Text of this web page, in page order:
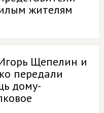
жителям
Щепелин и
передали
дому-